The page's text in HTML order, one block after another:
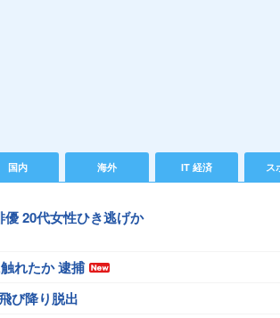
国内 海外 IT 経済 ス
優 20代女性ひき逃げか
れたか 逮捕
び降り脱出